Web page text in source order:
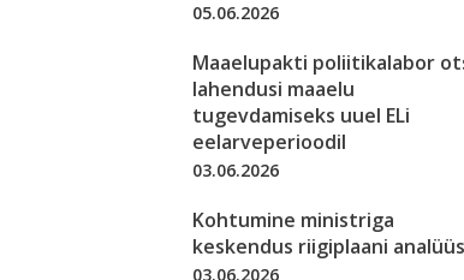
05.06.2026
Maaelupakti poliitikalabor
lahendusi maaelu
tugevdamiseks uuel ELi
eelarveperioodil
03.06.2026
Kohtumine ministriga
keskendus riigiplaani
03.06.2026